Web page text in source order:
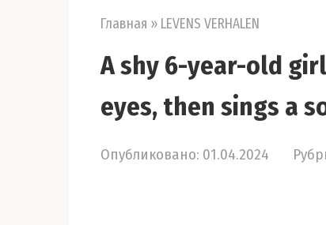
Главная » LEVENS VERHALEN
A shy 6-year-old
eyes, then sings a
Опубликовано: 01.04.2024